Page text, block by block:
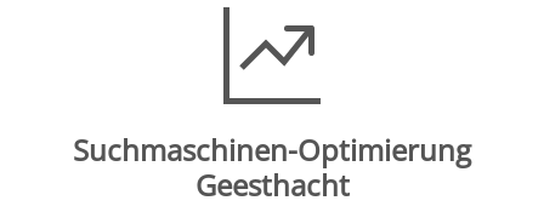
Suchmaschinen-Optimierung
Geesthacht